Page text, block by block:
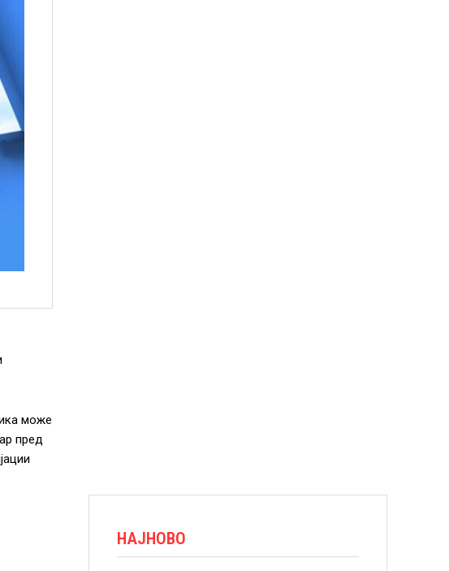
може
пред
НАЈНОВО